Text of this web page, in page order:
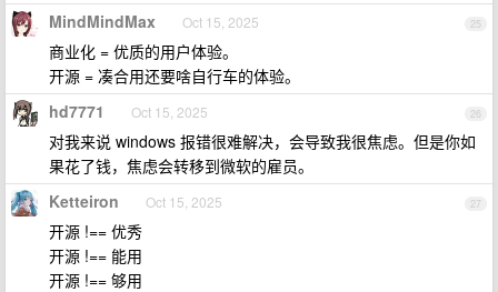
25
MindMindMax Oct 15, 2025
商业化 = 优质的用户体验。
开源 = 凑合用还要啥自行车的体验。
26
hd7771 Oct 15, 2025
对我来说 windows 报错很难解决，会导致我很焦虑。但是你如
果花了钱，焦虑会转移到微软的雇员。
27
Ketteiron Oct 15, 2025
开源 !== 优秀
开源 !== 能用
开源 !== 够用